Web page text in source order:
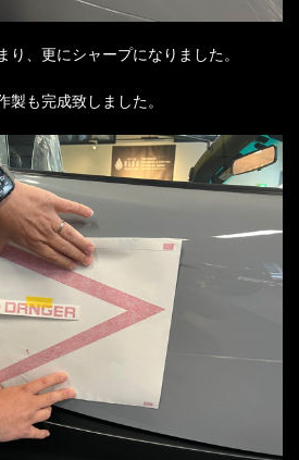
り、更にシャープになりました。
製も完成致しました。